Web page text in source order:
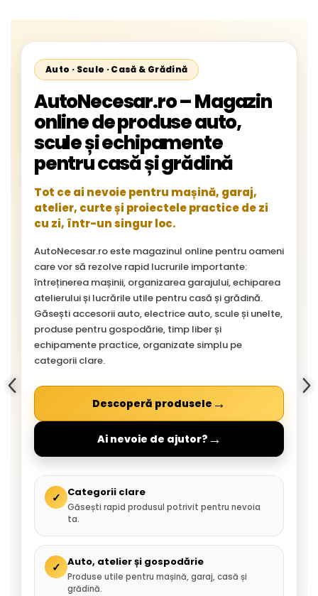
Auto · Scule · Casă & Grădină
AutoNecesar.ro – Magazin
online de produse auto,
scule și echipamente
pentru casă și grădină
Tot ce ai nevoie pentru mașină, garaj,
atelier, curte și proiectele practice de zi
cu zi, într-un singur loc.
AutoNecesar.ro este magazinul online pentru oameni
care vor să rezolve rapid lucrurile importante:
întreținerea mașinii, organizarea garajului, echiparea
atelierului și lucrările utile pentru casă și grădină.
Găsești accesorii auto, electrice auto, scule și unelte,
produse pentru gospodărie, timp liber și
echipamente practice, organizate simplu pe
categorii clare.
Descoperă produsele →
Ai nevoie de ajutor? →
✓ Categorii clare
Găsești rapid produsul potrivit pentru nevoia
ta.
✓ Auto, atelier și gospodărie
Produse utile pentru mașină, garaj, casă și
grădină.